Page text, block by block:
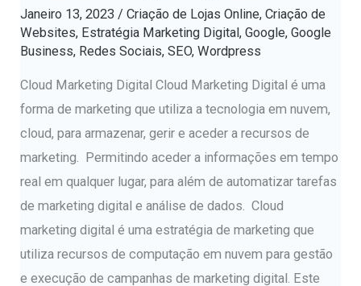
Janeiro 13, 2023/Criação de Lojas Online,Criação de
Websites, Estratégia Marketing Digital,Google,Google
Business, Redes Sociais,SEO,Wordpress
Cloud Marketing Digital Cloud Marketing Digital é uma
forma de marketing que utiliza a tecnologia em nuvem,
cloud, para armazenar, gerir e aceder a recursos de
marketing. Permitindo aceder a informações em tempo
real em qualquer lugar, para além de automatizar tarefas
de marketing digital e análise de dados. Cloud
marketing digital é uma estratégia de marketing que
utiliza recursos de computação em nuvem para gestão
e execução de campanhas de marketing digital. Este